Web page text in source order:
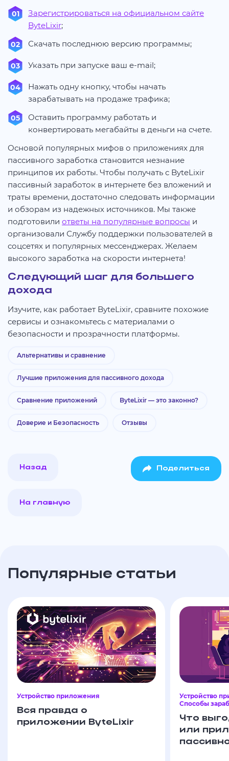
Зарегистрироваться на официальном сайте
ByteLixir;
Скачать последнюю версию программы;
Указать при запуске ваш e-mail;
Нажать одну кнопку, чтобы начать
зарабатывать на продаже трафика;
Оставить программу работать и
конвертировать мегабайты в деньги на счете.
Основой популярных мифов о приложениях для
пассивного заработка становится незнание
принципов их работы. Чтобы получать с ByteLixir
пассивный заработок в интернете без вложений и
траты времени, достаточно следовать информации
и обзорам из надежных источников. Мы также
подготовили ответы на популярные вопросы и
организовали Службу поддержки пользователей в
соцсетях и популярных мессенджерах. Желаем
высокого заработка на скорости интернета!
Следующий шаг для большего
дохода
Изучите, как работает ByteLixir, сравните похожие
сервисы и ознакомьтесь с материалами о
безопасности и прозрачности платформы.
Альтернативы и сравнение
Лучшие приложения для пассивного дохода
Сравнение приложений ByteLixir — это законно?
Доверие и Безопасность Отзывы
Назад Поделиться
На главную
Популярные статьи
Устройство приложения
Вся правда о
приложении ByteLixir
Устройство
Способы
Что
или